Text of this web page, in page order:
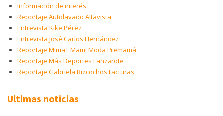
Información de interés
Reportaje Autolavado Altavista
Entrevista Kike Pérez
Entrevista José Carlos Hernández
Reportaje MimaT Mami Moda Premamá
Reportaje Más Deportes Lanzarote
Reportaje Gabriela Bizcochos Facturas
Ultimas noticias